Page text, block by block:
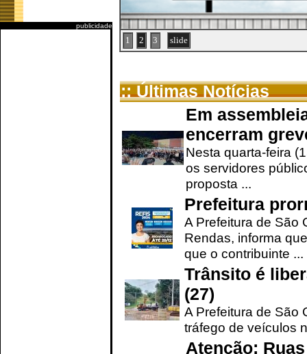
publicidade
1 2 3 slide
:: Últimas Notícias
Em
encerram
Nesta quarta-feira
os servidores
proposta ...
Prefeitura
A Prefeitura de São
Rendas, informa
que o contribuinte ...
Trânsito é
(27)
A Prefeitura de São
tráfego de veículos
Atenção: